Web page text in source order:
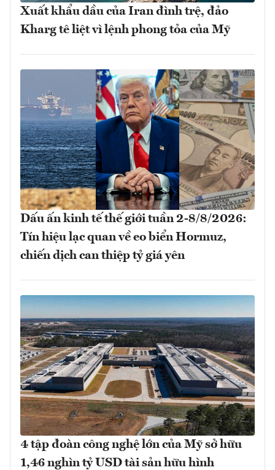
Xuất khẩu dầu của Iran đình trệ, đảo
Kharg tê liệt vì lệnh phong tỏa của Mỹ
Dấu ấn kinh tế thế giới tuần 2-8/8/2026:
Tín hiệu lạc quan về eo biển Hormuz,
chiến dịch can thiệp tỷ giá yên
4 tập đoàn công nghệ lớn của Mỹ sở hữu
1,46 nghìn tỷ USD tài sản hữu hình